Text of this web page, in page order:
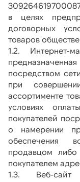
в целях
договорных
товаров
1.2. Интернет-
посредством
при
ассортименте
условиях
покупателей
о намерении
обеспечения
продавцом
покупателем
1.3. Веб-сайт